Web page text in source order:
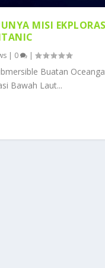
MISI
| 0 |
Buatan
Bawah Laut...